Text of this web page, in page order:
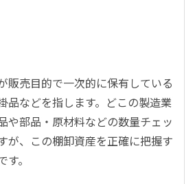
販売目的で一次的に保有している
品などを指します。どこの製造業
や部品・原材料などの数量チェッ
が、この棚卸資産を正確に把握す
。